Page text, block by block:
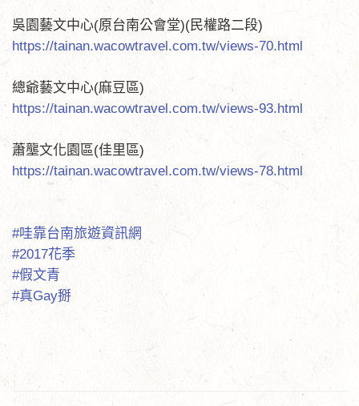
吳園藝文中心(原台南公會堂)(民權路二段)
https://tainan.wacowtravel.com.tw/views-70.html
總爺藝文中心(麻豆區)
https://tainan.wacowtravel.com.tw/views-93.html
蕭壟文化園區(佳里區)
https://tainan.wacowtravel.com.tw/views-78.html
#哇靠台南旅遊資訊網
#2017花季
#假文青
#真Gay掰